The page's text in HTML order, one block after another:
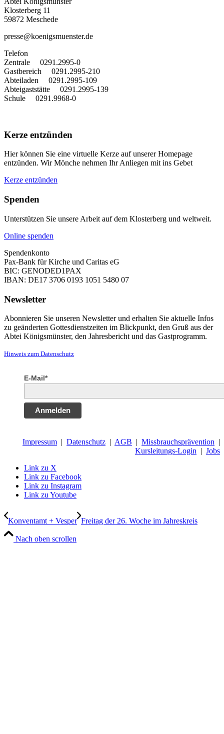
Klosterberg 11
59872 Meschede
presse@koenigsmuenster.de
Telefon
Zentrale 0291.2995-0
Gastbereich 0291.2995-210
Abteiladen 0291.2995-109
Abteigaststätte 0291.2995-139
Schule 0291.9968-0
Kerze entzünden
Hier können Sie eine virtuelle Kerze auf unserer Homepage
entzünden. Wir Mönche nehmen Ihr Anliegen mit ins Gebet
Kerze entzünden
Spenden
Unterstützen Sie unsere Arbeit auf dem Klosterberg und weltweit.
Online spenden
Spendenkonto
Pax-Bank für Kirche und Caritas eG
BIC: GENODED1PAX
IBAN: DE17 3706 0193 1051 5480 07
Newsletter
Abonnieren Sie unseren Newsletter und erhalten Sie aktuelle Infos
zu geänderten Gottesdienstzeiten im Blickpunkt, den Gruß aus der
Abtei Königsmünster, den Jahresbericht und das Gastprogramm.
Hinweis zum Datenschutz
E-Mail*
Anmelden
Impressum | Datenschutz | AGB | Missbrauchsprävention |
Kursleitungs-Login | Jobs
Link zu X
Link zu Facebook
Link zu Instagram
Link zu Youtube
Konventamt + Vesper Freitag der 26. Woche im Jahreskreis
Nach oben scrollen